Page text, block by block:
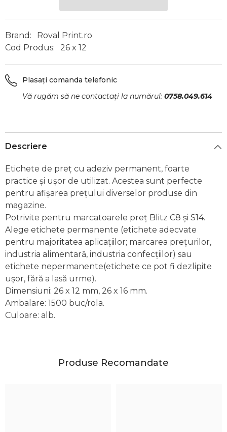
Brand:
Roval Print.ro
Cod Produs:
26 x 12
Plasați comanda telefonic
Vă rugăm să ne contactați la numărul: 0758.049.614
Descriere
Etichete de preț cu adeziv permanent, foarte
practice și ușor de utilizat. Acestea sunt perfecte
pentru afișarea prețului diverselor produse din
magazine.
Potrivite pentru marcatoarele preț Blitz C8 și S14.
Alege etichete permanente (etichete adecvate
pentru majoritatea aplicațiilor; marcarea prețurilor,
industria alimentară, industria confecțiilor) sau
etichete nepermanente(etichete ce pot fi dezlipite
ușor, fără a lasă urme).
Dimensiuni: 26 x 12 mm, 26 x 16 mm.
Ambalare: 1500 buc/rola.
Culoare: alb.
Produse Recomandate